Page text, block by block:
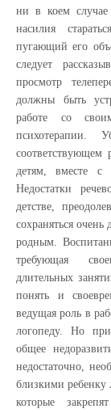
ни в коем случае
насилия
пугающий его
следует
просмотр
должны быть
работе со
психотерапии.
соответствующем
детям, вместе с
Недостатки
детстве,
сохраняться
родным.
требующая
длительных
понять и
ведущая роль в
логопеду. Но
общее
недостаточно,
близкими ребенку
которые